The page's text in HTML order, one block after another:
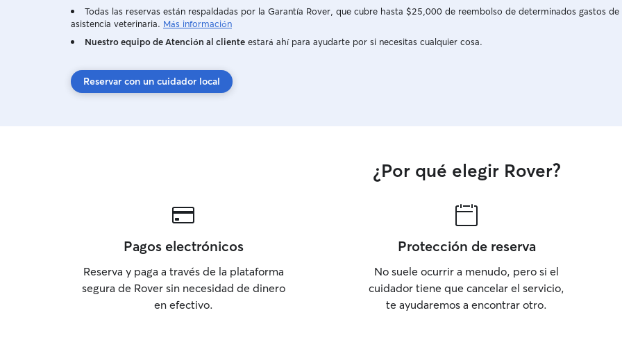
antelación
posibles
Durante
debe
cuidado
o zonas
física,
necesidades
casa del
la comida
rellenar
es
Todas las reservas están respaldadas por la Garantía Rover, que cubre hasta $25,000 de reembolso de determinados gastos de
asistencia veterinaria. Más información
Nuestro equipo de Atención al cliente estará ahí para ayudarte por si necesitas cualquier cosa.
Reservar con un cuidador local
¿Por qué elegir Rover?
Pagos electrónicos
Reserva y paga a través de la plataforma
segura de Rover sin necesidad de dinero
en efectivo.
Protección de reserva
No suele ocurrir a menudo, pero si el
cuidador tiene que cancelar el servicio,
te ayudaremos a encontrar otro.